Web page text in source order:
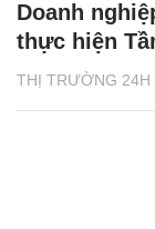
THỊ TRƯỜNG 24H
Doanh
thực hiện